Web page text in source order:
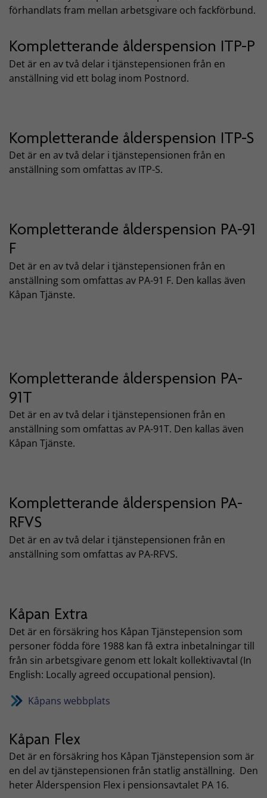
förhandlats fram mellan arbetsgivare och fackförbund.
Kompletterande ålderspension ITP-P
Det är en av två delar i tjänstepensionen från en
anställning vid ett bolag inom Postnord.
Kompletterande ålderspension ITP-S
Det är en av två delar i tjänstepensionen från en
anställning som omfattas av ITP-S.
Kompletterande ålderspension PA-91
F
Det är en av två delar i tjänstepensionen från en
anställning som omfattas av PA-91 F. Den kallas även
Kåpan Tjänste.
Kompletterande ålderspension PA-
91T
Det är en av två delar i tjänstepensionen från en
anställning som omfattas av PA-91T. Den kallas även
Kåpan Tjänste.
Kompletterande ålderspension PA-
RFVS
Det är en av två delar i tjänstepensionen från en
anställning som omfattas av PA-RFVS.
Kåpan Extra
Det är en försäkring hos Kåpan Tjänstepension som
personer födda före 1988 kan få extra inbetalningar till
från sin arbetsgivare genom ett lokalt kollektivavtal (In
English: Locally agreed occupational pension).
Kåpans webbplats
Kåpan Flex
Det är en försäkring hos Kåpan Tjänstepension som är
en del av tjänstepensionen från statlig anställning. Den
heter Ålderspension Flex i pensionsavtalet PA 16.